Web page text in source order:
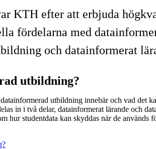
KTH efter att erbjuda
fördelarna med
och datainformerat
utbildning?
utbildning innebär och vad det
in i två delar, datainformerat lärande och
hur studentdata kan skyddas när de används